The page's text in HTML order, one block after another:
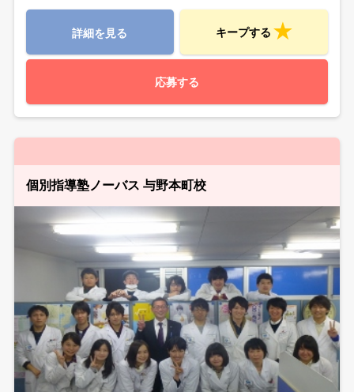
詳細を見る キープする
応募する
個別指導塾ノーバス 与野本町校